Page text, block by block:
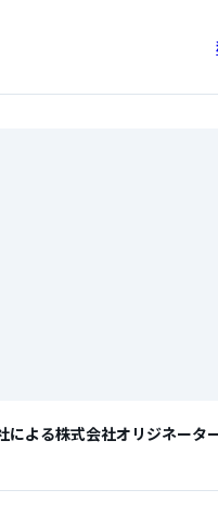
による株式会社オリジネー